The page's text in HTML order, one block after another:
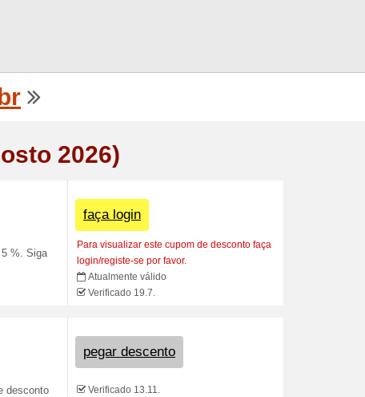
2026)
%. Siga
faça login
Para visualizar este cupom de desconto faça
login/registe-se por favor.
Atualmente válido
Verificado 19.7.
desconto
pegar descento
Verificado 13.11.